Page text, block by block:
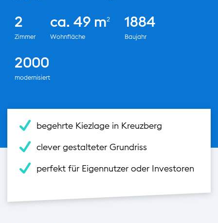
2
Zimmer
ca. 49 m2
Wohnfläche
1884
Baujahr
2000
modernisiert
begehrte Kiezlage in Kreuzberg
clever gestalteter Grundriss
perfekt für Eigennutzer oder Investoren